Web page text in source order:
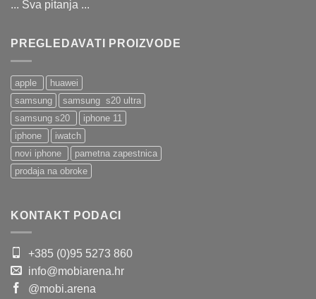
... Sva pitanja ...
PREGLEDAVATI PROIZVODE
apple
huawei
samsung
samsung s20 ultra
samsung s20
iphone 11
iphone
iwatch
novi iphone
pametna zapestnica
prodaja na obroke
KONTAKT PODACI
+385 (0)95 5273 860
info@mobiarena.hr
@mobi.arena